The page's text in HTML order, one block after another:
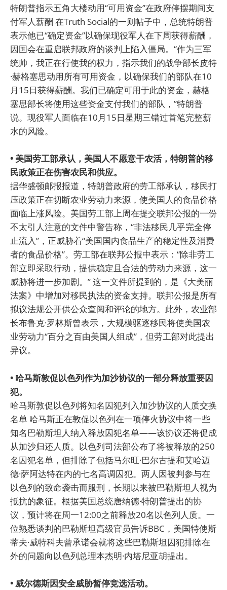
特朗普指示五角大楼动用“可用资金”在政府停摆期间支
付军人薪酬 在Truth Social的一则帖子中，总统特朗普
表示他已“确定资金”以确保现役军人在下周获得薪酬，
因国会在重启联邦政府的谈判上陷入僵局。“作为三军
统帅，我正在行使我的权力，指示我们的战争部长皮特
·赫格塞思动用所有可用资金，以确保我们的部队在10
月15日获得薪酬。我们已确定可用于此的资金，赫格
塞思部长将使用这些资金支付我们的部队，”特朗普
说。现役军人面临在10月15日星期三错过首笔完整薪
水的风险。
• 美国劳工部承认，美国人不愿意干农活，特朗普的移
民政策正在伤害农民和供应。
据华盛顿邮报报道，特朗普政府的劳工部承认，移民打
压政策正在切断农业劳动力来源，使美国人的食品价格
面临上涨风险。美国劳工部上周在提交联邦公报的一份
不太引人注意的文件中警告称，“非法移民几乎完全停
止流入”，正威胁着“美国国内食品生产的稳定性及消费
者的食品价格”。劳工部在联邦公报中表示：“除非劳工
部立即采取行动，提供稳定且合法的劳动力来源，这一
威胁将进一步加剧。” 这一文件所提到的，是《大美丽
法案》中增加对移民执法的资金支持。联邦公报是所有
拟议法规公开供公众查阅和评论的地方。此外，农业部
长布鲁克·罗林斯曾表示，大规模驱逐移民将使美国农
业劳动力“百分之百由美国人组成”，但劳工部对此提出
异议。
• 哈马斯敦促以色列作为加沙协议的一部分释放重要囚
犯。
哈马斯敦促以色列将知名囚犯列入加沙协议的人质交换
名单 哈马斯正在敦促以色列在一项停火协议中将一些
知名巴勒斯坦人纳入释放囚犯名单——该协议还将促成
从加沙归还人质。以色列司法部公布了将被释放的250
名囚犯名单，但排除了包括马尔旺·巴尔古提和艾哈迈
德·萨阿达特在内的七名高调囚犯。两人因被判参与在
以色列的致命袭击而服刑，长期以来被巴勒斯坦人视为
抵抗的象征。根据美国总统唐纳德·特朗普提出的协
议，预计将在周一12:00之前释放20名以色列人质。一
位熟悉谈判的巴勒斯坦高级官员告诉BBC，美国特使斯
蒂夫·威特科夫曾承诺会就将这些巴勒斯坦囚犯排除在
外的问题向以色列总理本杰明·内塔尼亚胡提出。
• 威尔德斯因安全威胁暂停竞选活动。